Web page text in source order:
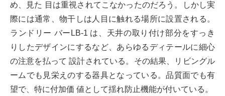
め、見た 目は重視されてこなかったのだろう。しかし実
際には通常、物干しは人目に触れる場所に設置される。
ランドリー バーLB-1 は、天井の取り付け部分をすっき
りしたデザインにするなど、あらゆるディテールに細心
の注意を払って 設計されている。その結果、リビングル
ームでも見栄えのする器具となっている。品質面でも有
望で、特に付加価 値として揺れ防止機能が付いている。